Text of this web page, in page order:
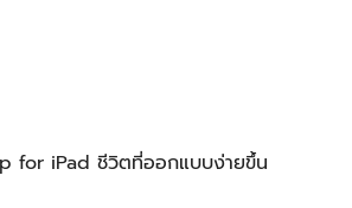
for iPad ชีวิตที่ออกแบบง่ายขึ้น